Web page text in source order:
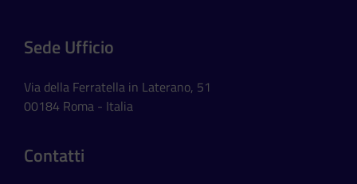
Sede Ufficio
Via della Ferratella in Laterano, 51
00184 Roma - Italia
Contatti